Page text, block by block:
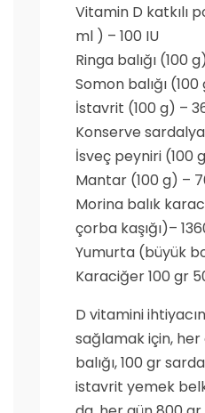
Vitamin D katkılı
ml ) – 100 IU
Ringa balığı (100
Somon balığı
İstavrit (100 g) –
Konserve
İsveç peyniri (100
Mantar (100 g) –
Morina balık
çorba kaşığı)–
Yumurta (büyük
Karaciğer 100 gr
D vitamini
sağlamak için, her
balığı, 100 gr
istavrit yemek